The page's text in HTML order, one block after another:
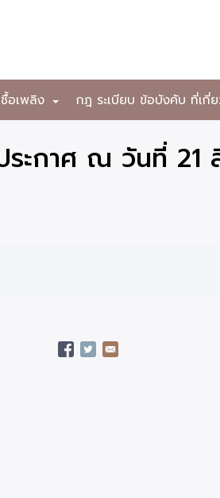
+
อเพลิง กฎ ระเบียบ ข้อบังคับ ที่เกี่
ระกาศ ณ วันที่ 21